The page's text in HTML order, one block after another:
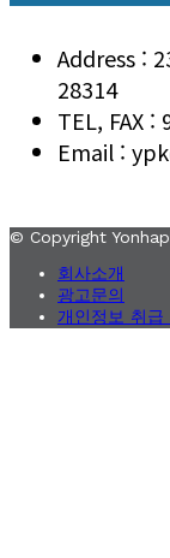
Address :
28314
TEL, FAX :
Email :
© Copyright
회사소개
광고문의
개인정보 취급